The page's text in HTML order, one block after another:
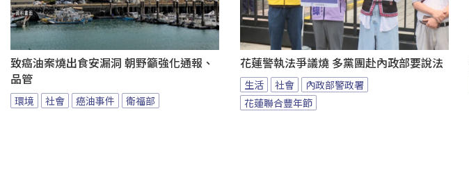
致癌油案燒出食安漏洞 朝野籲強化通報、
品管
環境 社會 癌油事件 衛福部
花蓮警執法爭議燒 多黨團赴內政部要說法
生活 社會
內政部警政署
花蓮聯合豐年節